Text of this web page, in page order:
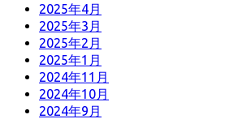
2025年4月
2025年3月
2025年2月
2025年1月
2024年11月
2024年10月
2024年9月